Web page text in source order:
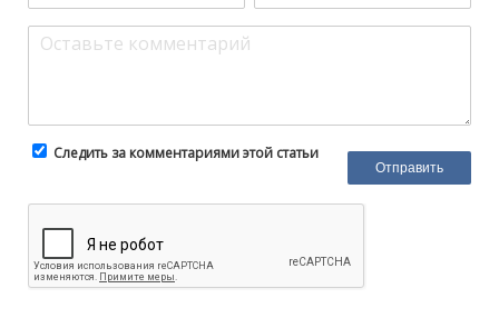
Следить за комментариями этой статьи